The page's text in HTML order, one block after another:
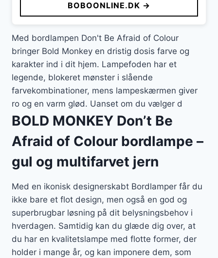
var:
1.299 kr..
er:
650 kr..
BOBOONLINE.DK →
Med bordlampen Don't Be Afraid of Colour
bringer Bold Monkey en dristig dosis farve og
karakter ind i dit hjem. Lampefoden har et
legende, blokeret mønster i slående
farvekombinationer, mens lampeskærmen giver
ro og en varm glød. Uanset om du vælger d
BOLD MONKEY Don’t Be
Afraid of Colour bordlampe –
gul og multifarvet jern
Med en ikonisk designerskabt Bordlamper får du
ikke bare et flot design, men også en god og
superbrugbar løsning på dit belysningsbehov i
hverdagen. Samtidig kan du glæde dig over, at
du har en kvalitetslampe med flotte former, der
holder i mange år, og kan imponere dem, som